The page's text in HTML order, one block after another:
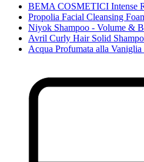
BEMA COSMETICI Intense
Propolia Facial Cleansing
Niyok Shampoo - Volume &
Avril Curly Hair Solid
Acqua Profumata alla